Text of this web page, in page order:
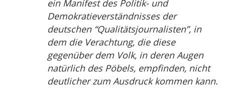
ein Manifest des Politik- und
Demokratieverständnisses der
deutschen “Qualitätsjournalisten”, in
dem die Verachtung, die diese
gegenüber dem Volk, in deren Augen
natürlich des Pöbels, empfinden, nicht
deutlicher zum Ausdruck kommen kann.